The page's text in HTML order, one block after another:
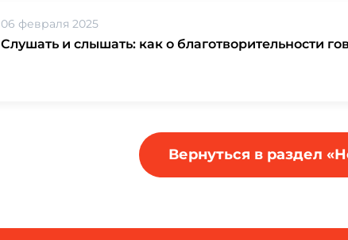
06 февраля 2025
Слушать и слышать: как о благотворительности
Вернуться в раздел